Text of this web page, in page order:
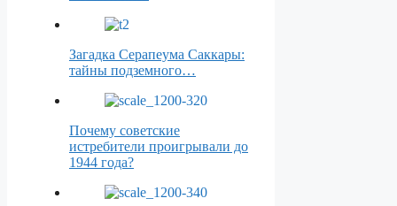
Загадка Серапеума Саккары:
тайны подземного…
Почему советские
истребители проигрывали до
1944 года?